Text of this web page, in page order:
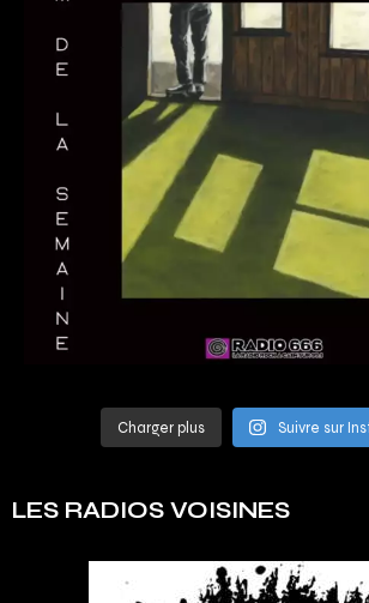
Charger plus Suivre sur
LES RADIOS VOISINES